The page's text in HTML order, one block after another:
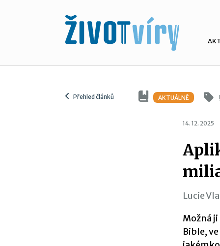
Přehled článků AKTUÁLNĚ
14. 12. 2025
Lucie
Možná
Bible,